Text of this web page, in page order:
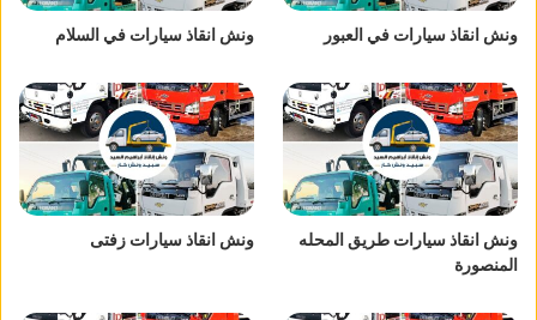
ونش انقاذ سيارات في العبور ونش انقاذ سيارات في السلام
ونش انقاذ سيارات طريق المحله
المنصورة
ونش انقاذ سيارات زفتى